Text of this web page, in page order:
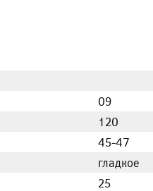
09
120
45-47
гладкое
25